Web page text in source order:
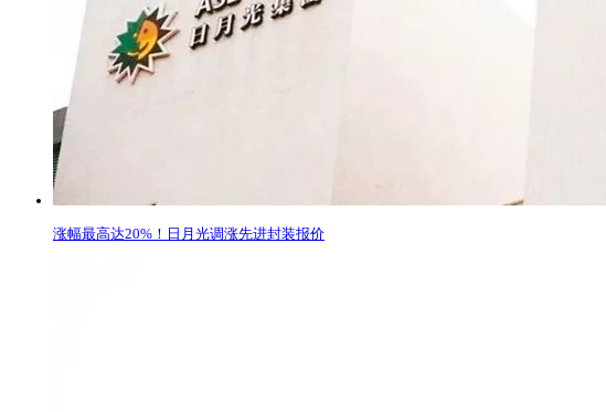
涨幅最高达20%！日月光调涨先进封装报价